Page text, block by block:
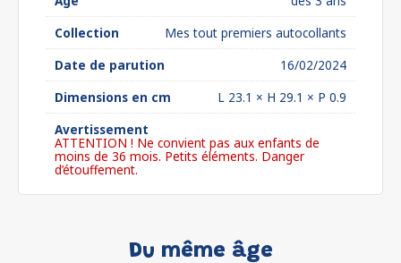
Collection
Mes tout premiers autocollants
Date de parution
16/02/2024
Dimensions en cm
L 23.1 × H 29.1 × P 0.9
Avertissement
ATTENTION ! Ne convient pas aux enfants de
moins de 36 mois. Petits éléments. Danger
d’étouffement.
Du même âge